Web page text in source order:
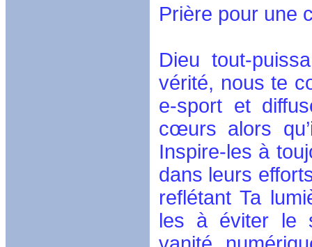
Prière pour une
Dieu tout-
vérité, nous te
e-sport et
cœurs alors
Inspire-les à
dans leurs
reflétant Ta
les à éviter le